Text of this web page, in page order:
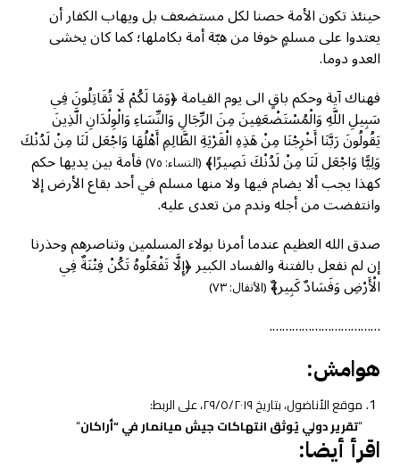
حينئذ تكون الأمة حصنا لكل مستضعف بل ويهاب الكفار أن
يعتدوا على مسلمٍ خوفا من هبّة أمة بكاملها؛ كما كان يخشى
العدو دوما.
فهناك آية وحكم باقٍ الى يوم القيامة ﴿وَمَا لَكُمْ لَا تُقَاتِلُونَ فِي
سَبِيلِ اللَّهِ وَالْمُسْتَضْعَفِينَ مِنَ الرِّجَالِ وَالنِّسَاءِ وَالْوِلْدَانِ الَّذِينَ
يَقُولُونَ رَبَّنَا أَخْرِجْنَا مِنْ هَذِهِ الْقَرْيَةِ الظَّالِمِ أَهْلُهَا وَاجْعَل لَنَا مِنْ لَدُنْكَ
وَلِيًّا وَاجْعَل لَنَا مِنْ لَدُنْكَ نَصِيرًا﴾(النساء: ٧٥) فأمة بين يديها حكم
كهذا يجب ألا يضام فيها ولا منها مسلم في أحد بقاع الأرض إلا
وانتفضت من أجله وندم من تعدى عليه.
صدق الله العظيم عندما أمرنا بولاء المسلمين وتناصرهم وحذرنا
إن لم نفعل بالفتنة والفساد الكبير ﴿إِلَّا تَفْعَلُوهُ تَكُنْ فِتْنَةٌ فِي
الْأَرْضِ وَفَسَادٌ كَبِير﴾ٌ(الأنفال: ٧٣)
…………………………….
هوامش:
موقع الأناضول، بتاريخ ٢٩/٥/٢٠١٩، على الربط:
“تقرير دولي يُوثق انتهاكات جيش ميانمار في “أراكان“
اقرأ أيضا: